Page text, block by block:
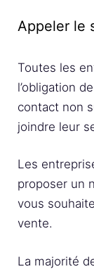
Appeler le
Toutes les
l’obligation
contact non
joindre leur
Les
proposer un
vous
vente.
La majorité